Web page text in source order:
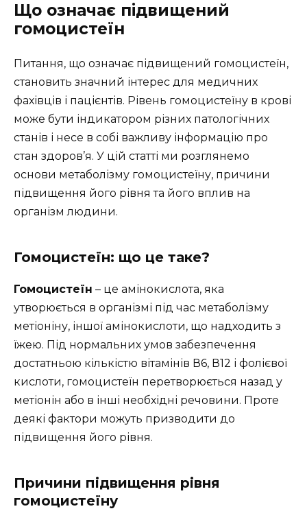
Що означає підвищений
гомоцистеїн
Питання, що означає підвищений гомоцистеїн,
становить значний інтерес для медичних
фахівців і пацієнтів. Рівень гомоцистеїну в крові
може бути індикатором різних патологічних
станів і несе в собі важливу інформацію про
стан здоров’я. У цій статті ми розглянемо
основи метаболізму гомоцистеїну, причини
підвищення його рівня та його вплив на
організм людини.
Гомоцистеїн: що це таке?
Гомоцистеїн – це амінокислота, яка
утворюється в організмі під час метаболізму
метіоніну, іншої амінокислоти, що надходить з
їжею. Під нормальних умов забезпечення
достатньою кількістю вітамінів В6, В12 і фолієвої
кислоти, гомоцистеїн перетворюється назад у
метіонін або в інші необхідні речовини. Проте
деякі фактори можуть призводити до
підвищення його рівня.
Причини підвищення рівня
гомоцистеїну